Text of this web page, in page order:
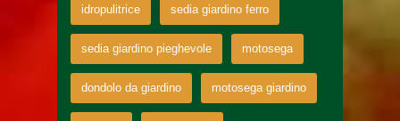
idropulitrice sedia giardino ferro
sedia giardino pieghevole motosega
dondolo da giardino motosega giardino